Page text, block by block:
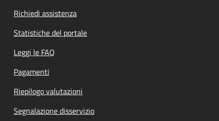
Richiedi assistenza
Statistiche del portale
Leggi le FAQ
Pagamenti
Riepilogo valutazioni
Segnalazione disservizio